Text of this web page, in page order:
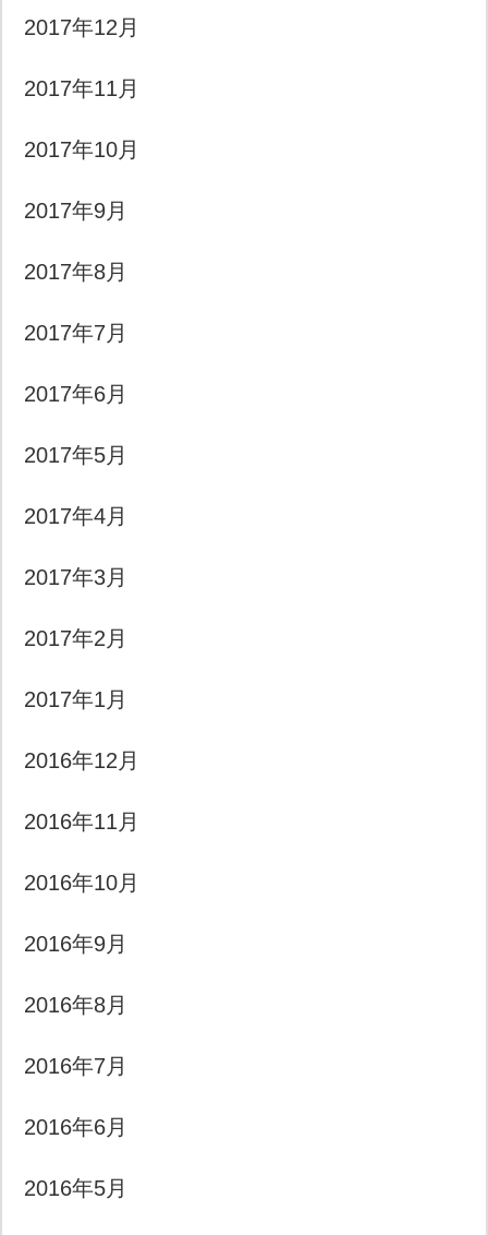
2017年12月
2017年11月
2017年10月
2017年9月
2017年8月
2017年7月
2017年6月
2017年5月
2017年4月
2017年3月
2017年2月
2017年1月
2016年12月
2016年11月
2016年10月
2016年9月
2016年8月
2016年7月
2016年6月
2016年5月